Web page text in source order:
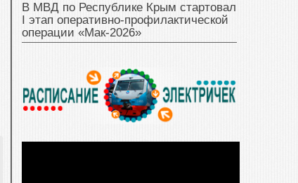
В МВД по Республике Крым стартовал
I этап оперативно‑профилактической
операции «Мак‑2026»